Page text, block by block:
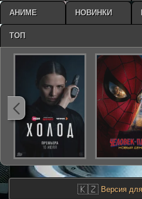
🇰🇿 Версия
АНИМЕ НОВИНКИ
ТОП